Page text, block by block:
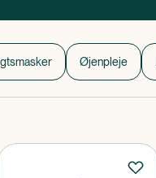
Øjenpleje